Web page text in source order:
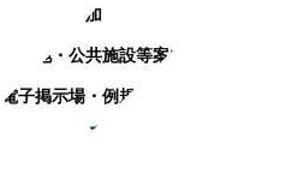
町政への参加
観光地・公共施設等案内
電子掲示場・例規集